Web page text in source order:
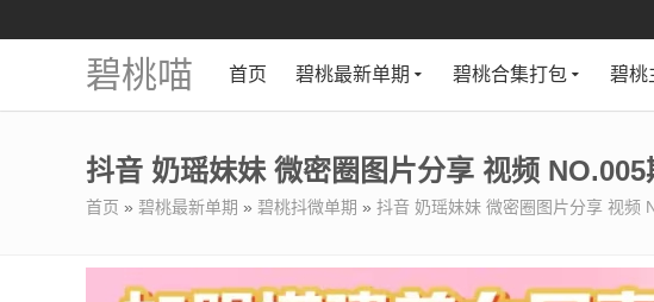
碧桃喵 首页 碧桃最新单期 碧桃合集打包 碧桃
抖音 奶瑶妹妹 微密圈图片分享 视频 NO.005
首页 » 碧桃最新单期 » 碧桃抖微单期 » 抖音 奶瑶妹妹 微密圈图片分享 视频